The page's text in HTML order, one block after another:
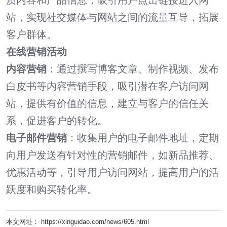
站，实现社交媒体与网站之间的流量互导，拓展
客户群体。
在线营销活动
内容营销 ：通过撰写博客文章、制作视频、发布
白皮书等内容营销手段，吸引潜在客户访问网
站，提供有价值的信息，建立与客户的信任关
系，促进客户的转化。
电子邮件营销 ：收集用户的电子邮件地址，定期
向用户发送有针对性的营销邮件，如新品推荐、
优惠活动等，引导用户访问网站，提高用户的活
跃度和购买转化率。
本文网址： https://xinguidao.com/news/605.html